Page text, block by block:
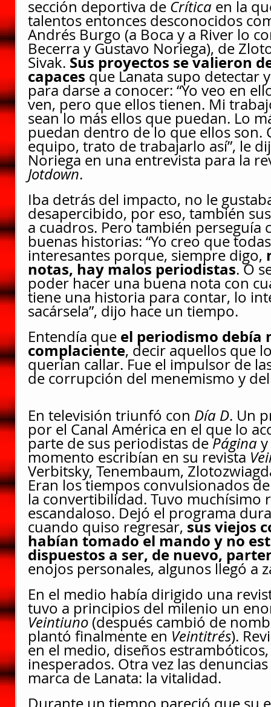
sección deportiva de Crítica en la
talentos entonces desconocidos
Andrés Burgo (a Boca y a River lo
Becerra y Gustavo Noriega), de
Sivak. Sus proyectos se valieron
capaces que Lanata supo detectar
para darse a conocer: “Yo veo en
ven, pero que ellos tienen. Mi
sean lo más ellos que puedan. Lo
puedan dentro de lo que ellos son.
equipo, trato de trabajarlo así”, le
Noriega en una entrevista para la
Jotdown.
Iba detrás del impacto, no le
desapercibido, por eso, también
a cuadros. Pero también
buenas historias: “Yo creo que
interesantes porque, siempre digo,
notas, hay malos periodistas. O
poder hacer una buena nota con
tiene una historia para contar, lo
sacársela”, dijo hace un tiempo.
Entendía que el periodismo debía
complaciente, decir aquellos que
querían callar. Fue el impulsor de
de corrupción del menemismo y
En televisión triunfó con Día D. Un
por el Canal América en el que lo
parte de sus periodistas de Página
momento escribían en su revista
Verbitsky, Tenembaum,
Eran los tiempos convulsionados
la convertibilidad. Tuvo muchísimo
escandaloso. Dejó el programa
cuando quiso regresar, sus viejos
habían tomado el mando y no
dispuestos a ser, de nuevo,
enojos personales, algunos llegó a
En el medio había dirigido una
tuvo a principios del milenio un
Veintiuno (después cambió de
plantó finalmente en Veintitrés).
en el medio, diseños
inesperados. Otra vez las
marca de Lanata: la vitalidad.